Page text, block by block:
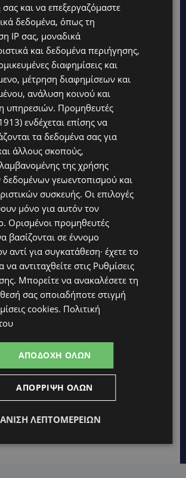
@PAFOS CYPRUS POST
TOP
ΛΕΜΕΣΌΣ
και να επεξεργαζόμαστε
δεδομένα, όπως τη
IP σας, μοναδικά
και δεδομένα περιήγησης,
διαφημίσεις και
μέτρηση διαφημίσεων και
ανάλυση κοινού και
υπηρεσιών. Προμηθευτές
ενδέχεται επίσης να
τα δεδομένα σας για
άλλους σκοπούς,
της χρήσης
γεωεντοπισμού και
συσκευής. Οι επιλογές
μόνο για αυτόν τον
Ορισμένοι προμηθευτές
βασίζονται σε έννομο
αντί για συγκατάθεση· έχετε το
να αντιταχθείτε στις Ρυθμίσεις
. Μπορείτε να ανακαλέσετε τη
σας οποιαδήποτε στιγμή
cookies. Πολιτική
ΑΠΟΔΟΧΉ ΌΛΩΝ
ΑΠΌΡΡΙΨΗ ΌΛΩΝ
ΛΕΠΤΟΜΕΡΕΙΏΝ